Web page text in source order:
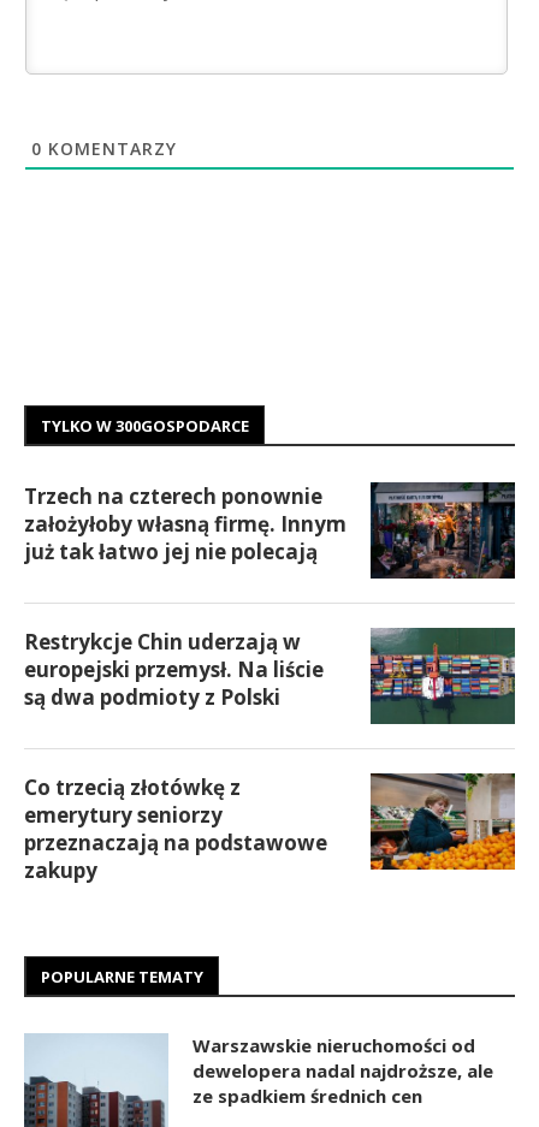
0 KOMENTARZY
TYLKO W 300GOSPODARCE
Trzech na czterech ponownie
założyłoby własną firmę. Innym
już tak łatwo jej nie polecają
Restrykcje Chin uderzają w
europejski przemysł. Na liście
są dwa podmioty z Polski
Co trzecią złotówkę z
emerytury seniorzy
przeznaczają na podstawowe
zakupy
POPULARNE TEMATY
Warszawskie nieruchomości od
dewelopera nadal najdroższe, ale
ze spadkiem średnich cen